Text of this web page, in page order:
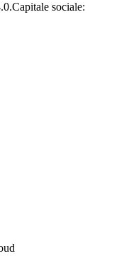
sociale: